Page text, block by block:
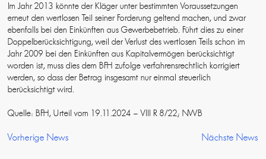
Im Jahr 2013 könnte der Kläger unter bestimmten Voraussetzungen
erneut den wertlosen Teil seiner Forderung geltend machen, und zwar
ebenfalls bei den Einkünften aus Gewerbebetrieb. Führt dies zu einer
Doppelberücksichtigung, weil der Verlust des wertlosen Teils schon im
Jahr 2009 bei den Einkünften aus Kapitalvermögen berücksichtigt
worden ist, muss dies dem BFH zufolge verfahrensrechtlich korrigiert
werden, so dass der Betrag insgesamt nur einmal steuerlich
berücksichtigt wird.
Quelle: BFH, Urteil vom 19.11.2024 – VIII R 8/22; NWB
Vorherige News Nächste News